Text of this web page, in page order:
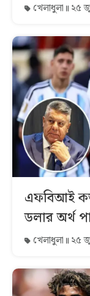
খেলাধুলা ২৫
এফবিআই
ডলার অর্থ
খেলাধুলা ২৫